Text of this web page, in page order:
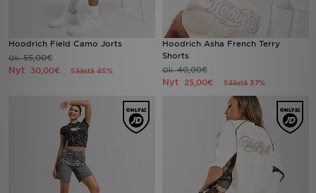
Hoodrich Field Camo Jorts
Oli55,00€
Nyt 30,00€ Säästä 45%
Hoodrich Asha French Terry
Shorts
Oli40,00€
Nyt 25,00€ Säästä 37%